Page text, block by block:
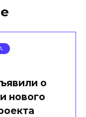
о
нового